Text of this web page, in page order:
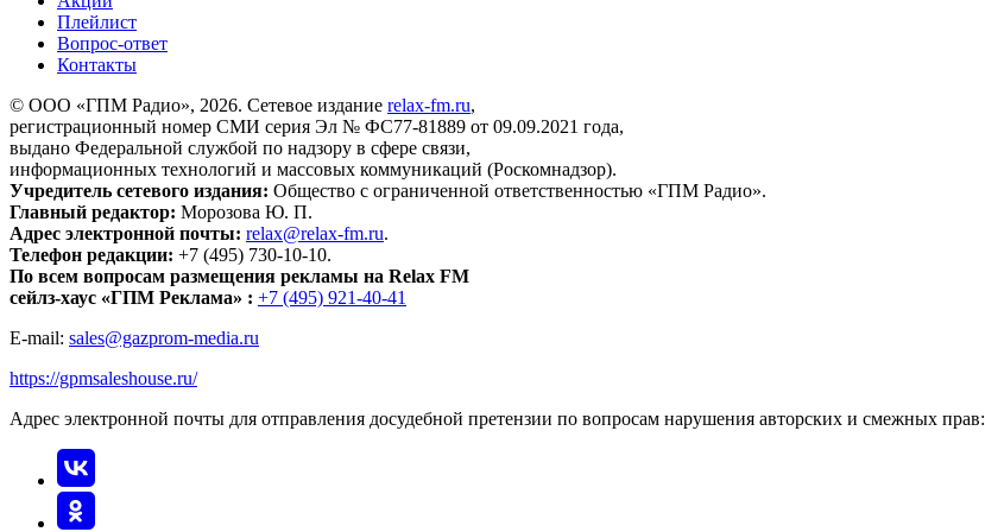
Плейлист
Вопрос-ответ
Контакты
© ООО «ГПМ Радио», 2026. Сетевое издание relax-fm.ru,
регистрационный номер СМИ серия Эл № ФС77-81889 от 09.09.2021 года,
выдано Федеральной службой по надзору в сфере связи,
информационных технологий и массовых коммуникаций (Роскомнадзор).
Учредитель сетевого издания: Общество с ограниченной ответственностью «ГПМ Радио».
Главный редактор: Морозова Ю. П.
Адрес электронной почты: relax@relax-fm.ru.
Телефон редакции: +7 (495) 730-10-10.
По всем вопросам размещения рекламы на Relax FM
сейлз-хаус «ГПМ Реклама» : +7 (495) 921-40-41
E-mail: sales@gazprom-media.ru
https://gpmsaleshouse.ru/
Адрес электронной почты для отправления досудебной претензии по вопросам нарушения авторских и смежных прав: